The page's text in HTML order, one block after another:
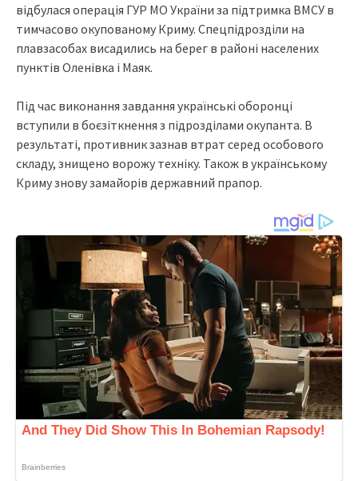
відбулася операція ГУР МО України за підтримка ВМСУ в
тимчасово окупованому Криму. Спецпідрозділи на
плавзасобах висадились на берег в районі населених
пунктів Оленівка і Маяк.
Під час виконання завдання українські оборонці
вступили в боєзіткнення з підрозділами окупанта. В
результаті, противник зазнав втрат серед особового
складу, знищено ворожу техніку. Також в українському
Криму знову замайорів державний прапор.